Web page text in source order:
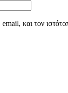
και τον